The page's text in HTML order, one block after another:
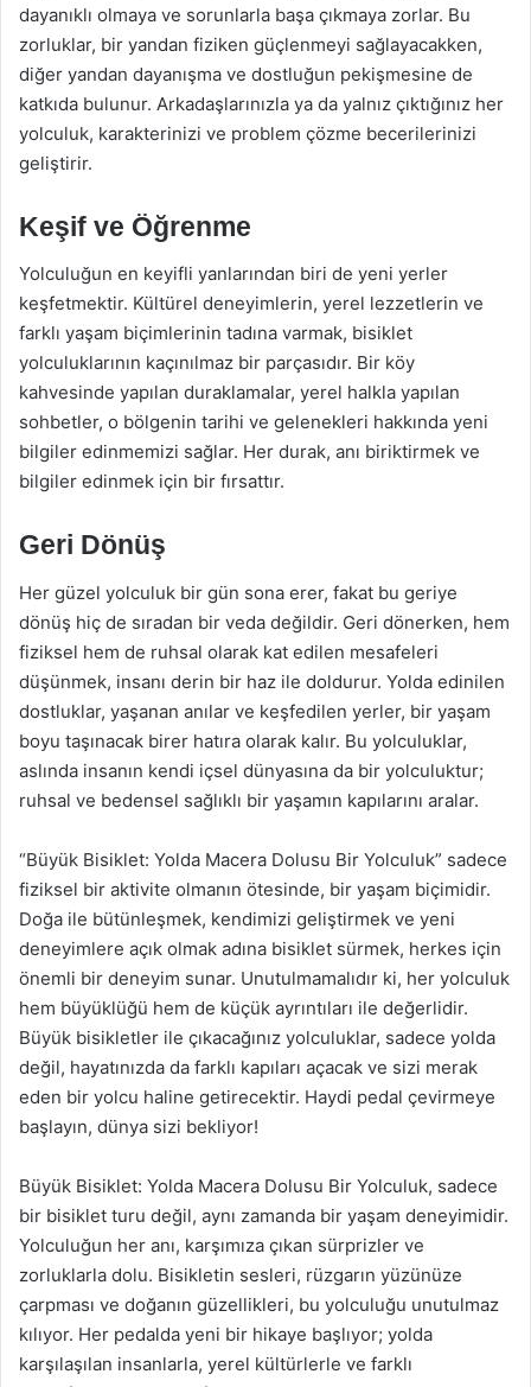
dayanıklı olmaya ve sorunlarla başa çıkmaya zorlar. Bu
zorluklar, bir yandan fiziken güçlenmeyi sağlayacakken,
diğer yandan dayanışma ve dostluğun pekişmesine de
katkıda bulunur. Arkadaşlarınızla ya da yalnız çıktığınız her
yolculuk, karakterinizi ve problem çözme becerilerinizi
geliştirir.
Keşif ve Öğrenme
Yolculuğun en keyifli yanlarından biri de yeni yerler
keşfetmektir. Kültürel deneyimlerin, yerel lezzetlerin ve
farklı yaşam biçimlerinin tadına varmak, bisiklet
yolculuklarının kaçınılmaz bir parçasıdır. Bir köy
kahvesinde yapılan duraklamalar, yerel halkla yapılan
sohbetler, o bölgenin tarihi ve gelenekleri hakkında yeni
bilgiler edinmemizi sağlar. Her durak, anı biriktirmek ve
bilgiler edinmek için bir fırsattır.
Geri Dönüş
Her güzel yolculuk bir gün sona erer, fakat bu geriye
dönüş hiç de sıradan bir veda değildir. Geri dönerken, hem
fiziksel hem de ruhsal olarak kat edilen mesafeleri
düşünmek, insanı derin bir haz ile doldurur. Yolda edinilen
dostluklar, yaşanan anılar ve keşfedilen yerler, bir yaşam
boyu taşınacak birer hatıra olarak kalır. Bu yolculuklar,
aslında insanın kendi içsel dünyasına da bir yolculuktur;
ruhsal ve bedensel sağlıklı bir yaşamın kapılarını aralar.
“Büyük Bisiklet: Yolda Macera Dolusu Bir Yolculuk” sadece
fiziksel bir aktivite olmanın ötesinde, bir yaşam biçimidir.
Doğa ile bütünleşmek, kendimizi geliştirmek ve yeni
deneyimlere açık olmak adına bisiklet sürmek, herkes için
önemli bir deneyim sunar. Unutulmamalıdır ki, her yolculuk
hem büyüklüğü hem de küçük ayrıntıları ile değerlidir.
Büyük bisikletler ile çıkacağınız yolculuklar, sadece yolda
değil, hayatınızda da farklı kapıları açacak ve sizi merak
eden bir yolcu haline getirecektir. Haydi pedal çevirmeye
başlayın, dünya sizi bekliyor!
Büyük Bisiklet: Yolda Macera Dolusu Bir Yolculuk, sadece
bir bisiklet turu değil, aynı zamanda bir yaşam deneyimidir.
Yolculuğun her anı, karşımıza çıkan sürprizler ve
zorluklarla dolu. Bisikletin sesleri, rüzgarın yüzünüze
çarpması ve doğanın güzellikleri, bu yolculuğu unutulmaz
kılıyor. Her pedalda yeni bir hikaye başlıyor; yolda
karşılaşılan insanlarla, yerel kültürlerle ve farklı